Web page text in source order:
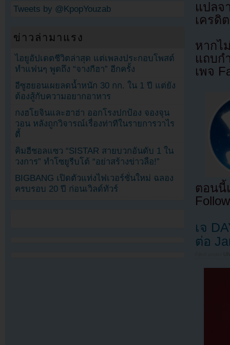
แปล
เครดิ
หากไ
แถบก
เพจ
ตอนนี้
เจ
ต่อ
Tweets by @KpopYouzab
ข่าวล่ามาแรง
ไอยูอัปเดตชีวิตล่าสุด แต่เพลงประกอบโพสต์
ทำแฟนๆ พูดถึง “จางกีฮา” อีกครั้ง
อีซูฮยอนเผยลดน้ำหนัก 30 กก. ใน 1 ปี แต่ยัง
ต้องสู้กับความอยากอาหาร
กงฮโยจินและฮาฮ่า ออกโรงปกป้อง จองจุน
วอน หลังถูกวิจารณ์เรื่องท่าทีในรายการวาไร
ตี้
คิมฮีชอลแซว “SISTAR สายบวกอันดับ 1 ใน
วงการ” ทำโซยูรีบโต้ “อย่าสร้างข่าวลือ!”
BIGBANG เปิดตัวแท่งไฟเวอร์ชั่นใหม่ ฉลอง
ครบรอบ 20 ปี ก่อนเวิลด์ทัวร์